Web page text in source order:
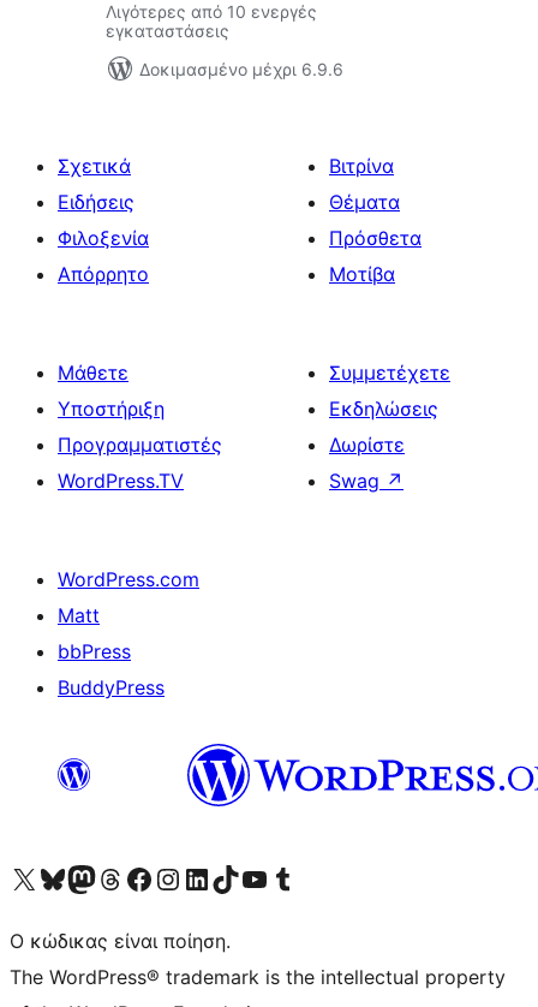
Λιγότερες από 10 ενεργές
εγκαταστάσεις
Δοκιμασμένο μέχρι 6.9.6
Σχετικά
Ειδήσεις
Φιλοξενία
Απόρρητο
Βιτρίνα
Θέματα
Πρόσθετα
Μοτίβα
Μάθετε
Υποστήριξη
Προγραμματιστές
WordPress.TV
Συμμετέχετε
Εκδηλώσεις
Δωρίστε
Swag ↗
WordPress.com
Matt
bbPress
BuddyPress
Visit our X (formerly Twitter) account
Visit our Bluesky account
Επισκεφθείτε τον λογαριασμό μας στο Mastodon
Visit our Threads account
Επισκεφτείτε τη σελίδα μας στο Facebook
Επισκεφθείτε τον λογαριασμό μας Instagram
Επισκεφθείτε τον λογαριασμό μας LinkedIn
Visit our TikTok account
Visit our YouTube channel
Visit our Tumblr account
Ο κώδικας είναι ποίηση.
The WordPress® trademark is the intellectual property